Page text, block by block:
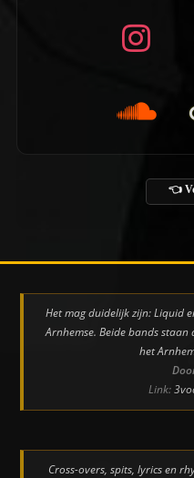
👈
Het mag duidelijk zijn: Liquid
Arnhemse. Beide bands
het
Link:
Cross-overs, spits, lyrics en